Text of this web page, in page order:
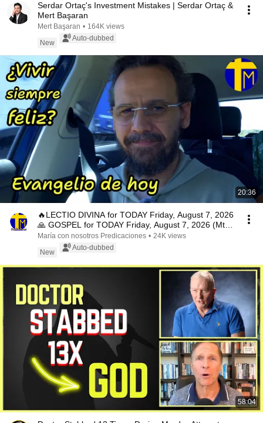
Serdar Ortaç's Investment Mistakes | Serdar Ortaç &
Mert Başaran
Mert Başaran • 164K views
New
Auto-dubbed
20:36
🔥LECTIO DIVINA for TODAY Friday, August 7, 2026
🙏 GOSPEL for TODAY Friday, August 7, 2026 (Mt
16:...
María con nosotros Predicaciones • 24K views
New
Auto-dubbed
58:04